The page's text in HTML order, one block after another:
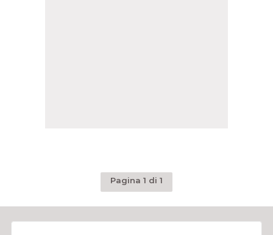
Pagina 1 di 1